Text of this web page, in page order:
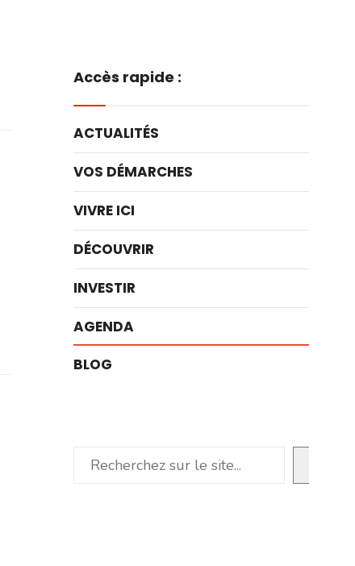
Accès rapide :
ACTUALITÉS
VOS DÉMARCHES
VIVRE ICI
DÉCOUVRIR
INVESTIR
AGENDA
BLOG
Rechercher